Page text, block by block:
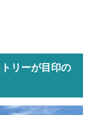
リーが目印の